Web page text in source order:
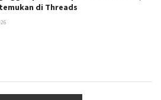
di Threads